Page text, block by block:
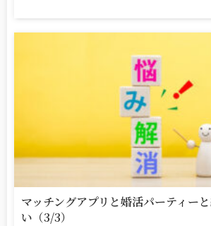
マッチングアプリと婚活パーティー
い（3/3）